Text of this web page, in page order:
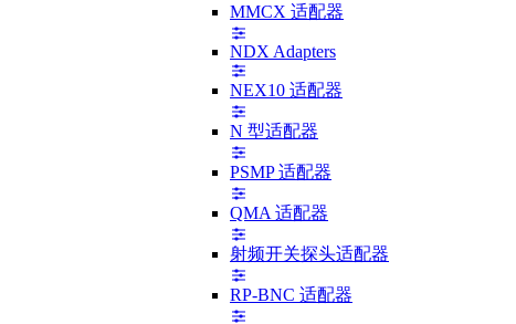
MMCX 适配器
NDX Adapters
NEX10 适配器
N 型适配器
PSMP 适配器
QMA 适配器
射频开关探头适配器
RP-BNC 适配器